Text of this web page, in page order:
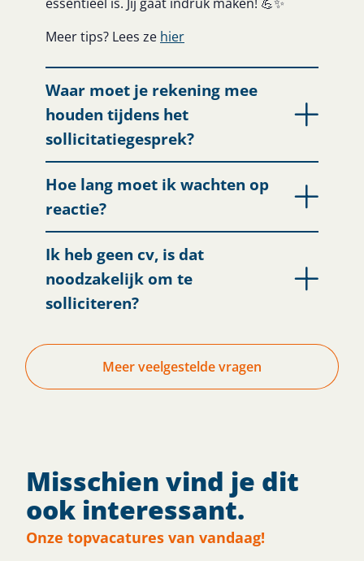
essentieel is. Jij gaat indruk maken! 💪✨
Meer tips? Lees ze hier
Waar moet je rekening mee
houden tijdens het
sollicitatiegesprek?
Hoe lang moet ik wachten op
reactie?
Ik heb geen cv, is dat
noodzakelijk om te
solliciteren?
Meer veelgestelde vragen
Misschien vind je dit
ook interessant.
Onze topvacatures van vandaag!